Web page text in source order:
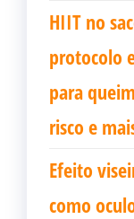
HIIT no
protocolo
para
risco e
Efeito
como